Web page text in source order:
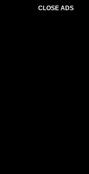
CLOSE ADS